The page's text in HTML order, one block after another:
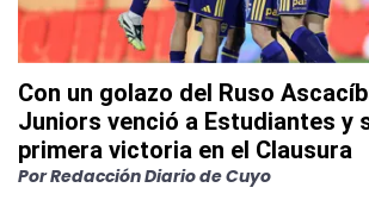
Con un golazo del Ruso
Juniors venció a Estudiantes y
primera victoria en el Clausura
PorRedacción Diario de Cuyo